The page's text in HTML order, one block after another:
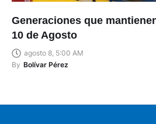
Generaciones que
10 de Agosto
agosto 8, 5:00 AM
By Bolívar Pérez